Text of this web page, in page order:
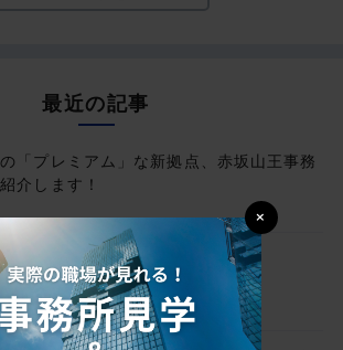
最近の記事
「プレミアム」な新拠点、赤坂山王事務
介します！
川事務所、初めての移転！
×